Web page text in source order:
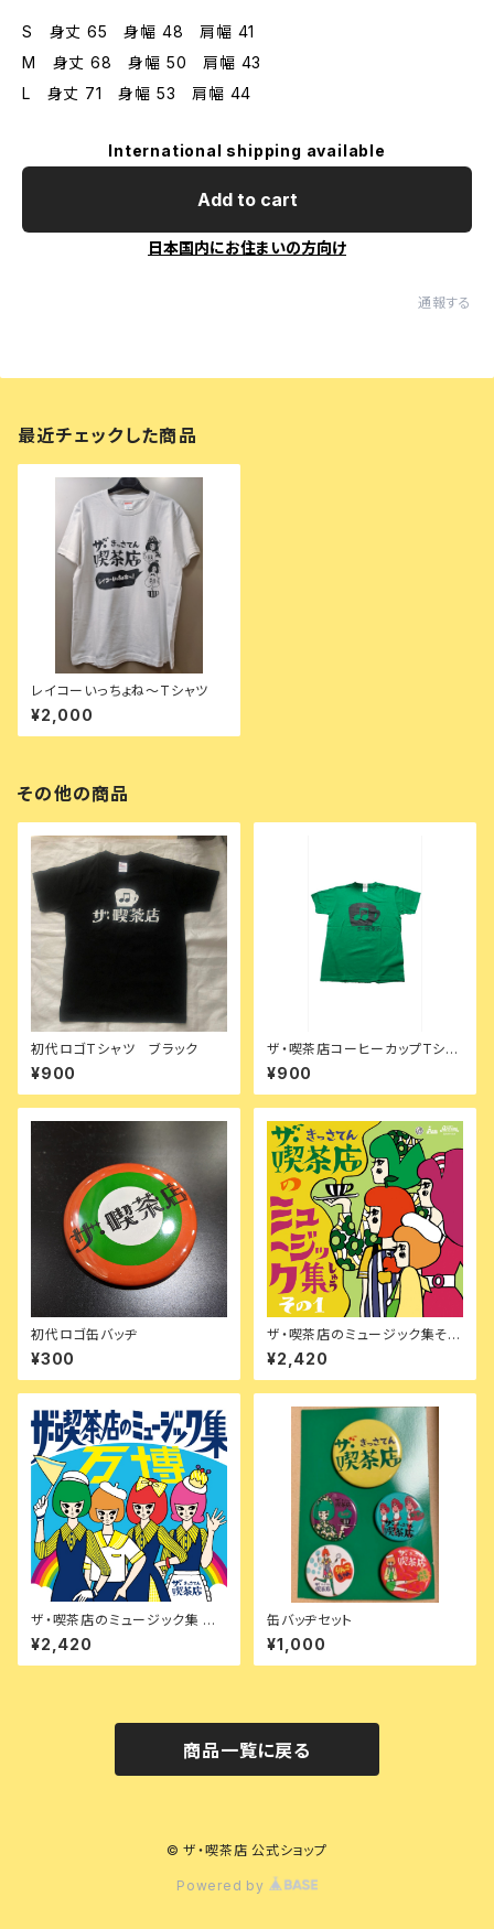
S 身丈 65 身幅 48 肩幅 41
M 身丈 68 身幅 50 肩幅 43
L 身丈 71 身幅 53 肩幅 44
International shipping available
Add to cart
日本国内にお住まいの方向け
通報する
最近チェックした商品
レイコーいっちょね〜Tシャツ
¥2,000
その他の商品
初代ロゴTシャツ ブラック
¥900
ザ・喫茶店コーヒーカップTシャ
ツ グリーン
¥900
初代ロゴ缶バッヂ
¥300
ザ・喫茶店のミュージック集その
1【特典付】
¥2,420
ザ・喫茶店のミュージック集 万
博
¥2,420
缶バッヂセット
¥1,000
商品一覧に戻る
© ザ・喫茶店 公式ショップ
Powered by